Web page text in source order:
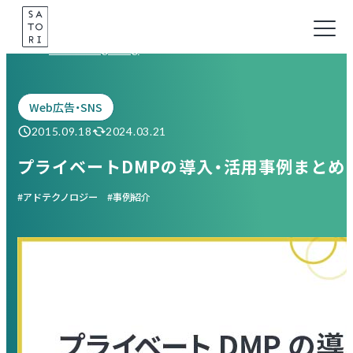
Skip
content
Web広告・SNS
2015.09.18 2024.03.21
プライベートDMPの導入・活用事例まとめ
アドテクノロジー 事例紹介